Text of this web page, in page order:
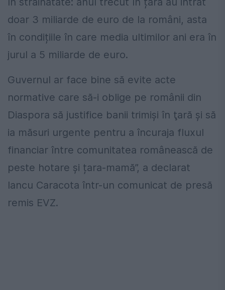
doar 3 miliarde de euro de la români, asta
în condițiile în care media ultimilor ani era în
jurul a 5 miliarde de euro.
Guvernul ar face bine să evite acte
normative care să-i oblige pe românii din
Diaspora să justifice banii trimiși în ţară și să
ia măsuri urgente pentru a încuraja fluxul
financiar între comunitatea românească de
peste hotare și țara-mamă”, a declarat
Iancu Caracota într-un comunicat de presă
remis EVZ.